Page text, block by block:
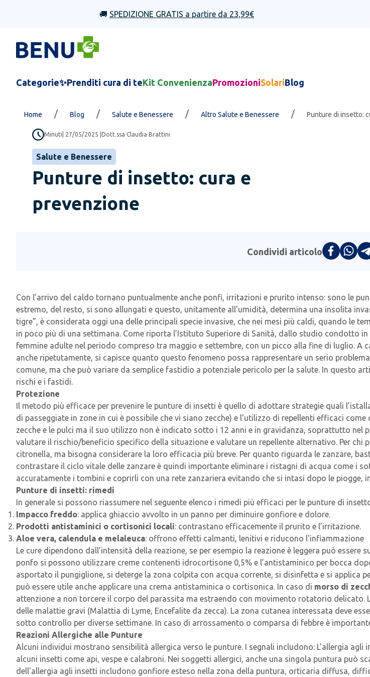
🚚 SPEDIZIONE GRATIS a partire da 23,99€
Categorie✨Prenditi cura di teKit ConvenienzaPromozioniSolariBlog
Home / Blog / Salute e Benessere / Altro Salute e Benessere / Punture di insetto:
Minuti 27/05/2025 Dott.ssa Claudia Brattini
Salute e Benessere
Punture di insetto: cura e
prevenzione
Condividi articolo
Con l’arrivo del caldo tornano puntualmente anche ponfi, irritazioni e prurito intenso: sono le
estremo, del resto, si sono allungati e questo, unitamente all’umidità, determina una insolita
tigre”, è considerata oggi una delle principali specie invasive, che nei mesi più caldi, quando le
in poco più di una settimana. Come riporta l’Istituto Superiore di Sanità, dallo studio condotto
femmine adulte nel periodo compreso tra maggio e settembre, con un picco alla fine di luglio.
anche ripetutamente, si capisce quanto questo fenomeno possa rappresentare un serio
comune, ma che può variare da semplice fastidio a potenziale pericolo per la salute. In questo
rischi e i fastidi.
Protezione
Il metodo più efficace per prevenire le punture di insetti è quello di adottare strategie quali
di passeggiate in zone in cui è possibile che vi siano zecche) e l’utilizzo di repellenti efficaci
zecche e le pulci ma il suo utilizzo non è indicato sotto i 12 anni e in gravidanza, soprattutto
valutare il rischio/beneficio specifico della situazione e valutare un repellente alternativo. Per
citronella, ma bisogna considerare la loro efficacia più breve. Per quanto riguarda le zanzare,
contrastare il ciclo vitale delle zanzare è quindi importante eliminare i ristagni di acqua come i
accuratamente i tombini e coprirli con una rete zanzariera evitando che si intasi dopo le piogge,
Punture di insetti: rimedi
In generale si possono riassumere nel seguente elenco i rimedi più efficaci per le punture di
Impacco freddo: applica ghiaccio avvolto in un panno per diminuire gonfiore e dolore.
Prodotti antistaminici o cortisonici locali: contrastano efficacemente il prurito e l’irritazione.
Aloe vera, calendula e melaleuca: offrono effetti calmanti, lenitivi e riducono l'infiammazione
Le cure dipendono dall’intensità della reazione, se per esempio la reazione è leggera può
ponfo si possono utilizzare creme contenenti idrocortisone 0,5% e l’antistaminico per bocca
asportato il pungiglione, si deterge la zona colpita con acqua corrente, si disinfetta e si applica
può essere utile anche applicare una crema antistaminica o cortisonica. In caso di morso di
attenzione a non torcere il corpo del parassita ma estraendo con movimento rotatorio
delle malattie gravi (Malattia di Lyme, Encefalite da zecca). La zona cutanea interessata deve
sotto controllo per diverse settimane. In caso di arrossamento o comparsa di febbre è
Reazioni Allergiche alle Punture
Alcuni individui mostrano sensibilità allergica verso le punture. I segnali includono: L'allergia
alcuni insetti come api, vespe e calabroni. Nei soggetti allergici, anche una singola puntura può
dell'allergia agli insetti includono gonfiore esteso nella zona della puntura, orticaria diffusa,